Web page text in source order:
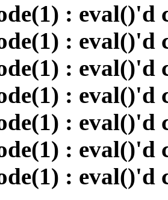
: eval()'d
: eval()'d
: eval()'d
: eval()'d
: eval()'d
: eval()'d
: eval()'d